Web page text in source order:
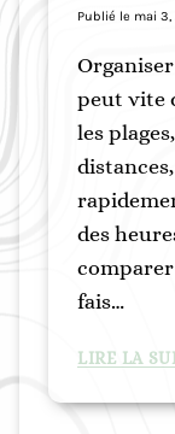
Publié le mai 3,
peut vite
les
des
fais…
LIRE LA